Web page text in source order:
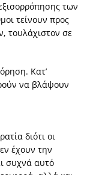
των
τείνουν προς
τουλάχιστον σε
Κατ’
να βλάψουν
διότι οι
έχουν την
συχνά αυτό